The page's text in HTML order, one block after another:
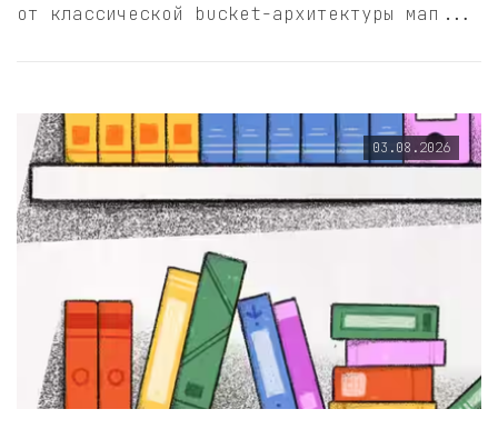
от классической bucket-архитектуры мап...
03.08.2026